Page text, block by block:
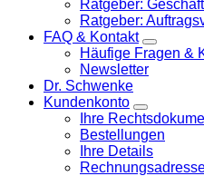
Ratgeber:
Ratgeber:
FAQ & Kontakt
Häufige Fragen &
Newsletter
Dr. Schwenke
Kundenkonto
Ihre
Bestellungen
Ihre Details